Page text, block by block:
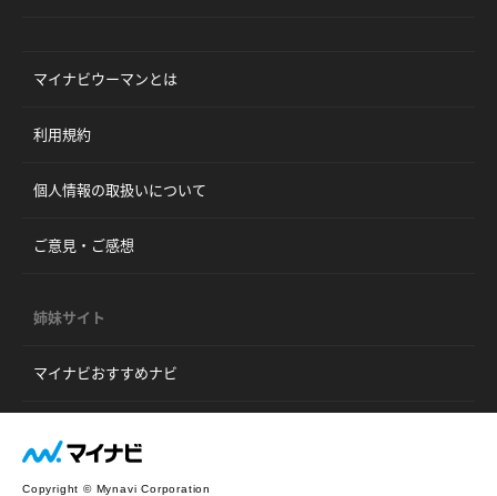
マイナビウーマンとは
利用規約
個人情報の取扱いについて
ご意見・ご感想
姉妹サイト
マイナビおすすめナビ
Copyright © Mynavi Corporation